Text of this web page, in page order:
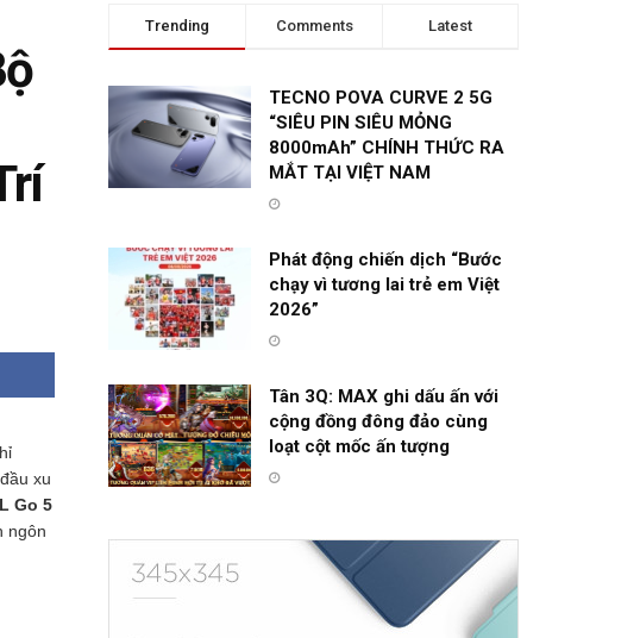
xu
Go 5
ngôn
Trending Comments Latest
TECNO POVA CURVE 2 5G
“SIÊU PIN SIÊU MỎNG
8000mAh” CHÍNH THỨC RA
MẮT TẠI VIỆT NAM
Phát động chiến dịch “Bước
chạy vì tương lai trẻ em Việt
2026”
Tân 3Q: MAX ghi dấu ấn với
cộng đồng đông đảo cùng
loạt cột mốc ấn tượng